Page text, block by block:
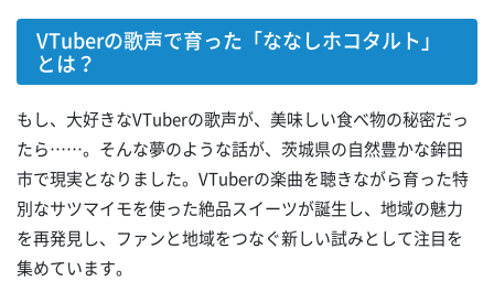
VTuberの歌声で育った「ななしホコタルト」
とは？
もし、大好きなVTuberの歌声が、美味しい食べ物の秘密だっ
たら……。そんな夢のような話が、茨城県の自然豊かな鉾田
市で現実となりました。VTuberの楽曲を聴きながら育った特
別なサツマイモを使った絶品スイーツが誕生し、地域の魅力
を再発見し、ファンと地域をつなぐ新しい試みとして注目を
集めています。